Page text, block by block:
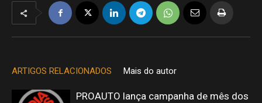
ARTIGOS RELACIONADOS Mais do autor
PROAUTO lança campanha de mês dos